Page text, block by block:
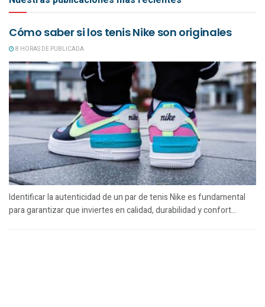
Cómo saber si los tenis Nike son originales
8 HORAS DE PUBLICADA
Identificar la autenticidad de un par de tenis Nike es fundamental
para garantizar que inviertes en calidad, durabilidad y confort...